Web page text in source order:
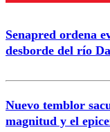
Correo
Senapred ordena
desborde del río
Nuevo temblor
magnitud y el